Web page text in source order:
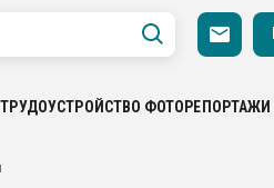
ТРУДОУСТРОЙСТВО ФОТОРЕПОРТАЖИ